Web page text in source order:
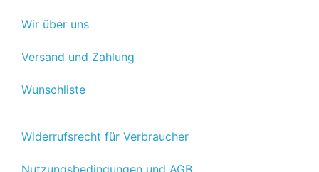
Wir über uns
Versand und Zahlung
Wunschliste
Widerrufsrecht für Verbraucher
Nutzungsbedingungen und AGB